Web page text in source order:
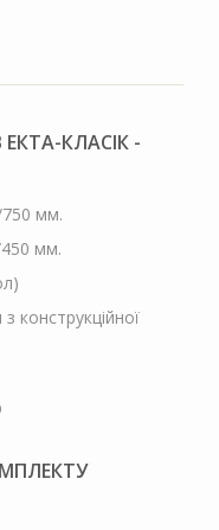
КЛАСІК -
мм.
мм.
конструкційної